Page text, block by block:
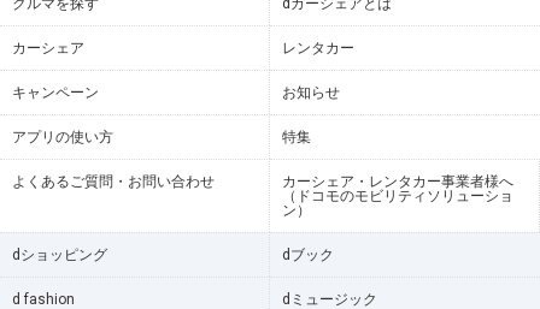
クルマを探す dカーシェアとは
カーシェア レンタカー
キャンペーン お知らせ
アプリの使い方 特集
よくあるご質問・お問い合わせ
カーシェア・レンタカー事業者様へ
（ドコモのモビリティソリューショ
ン）
dショッピング dブック
d fashion dミュージック